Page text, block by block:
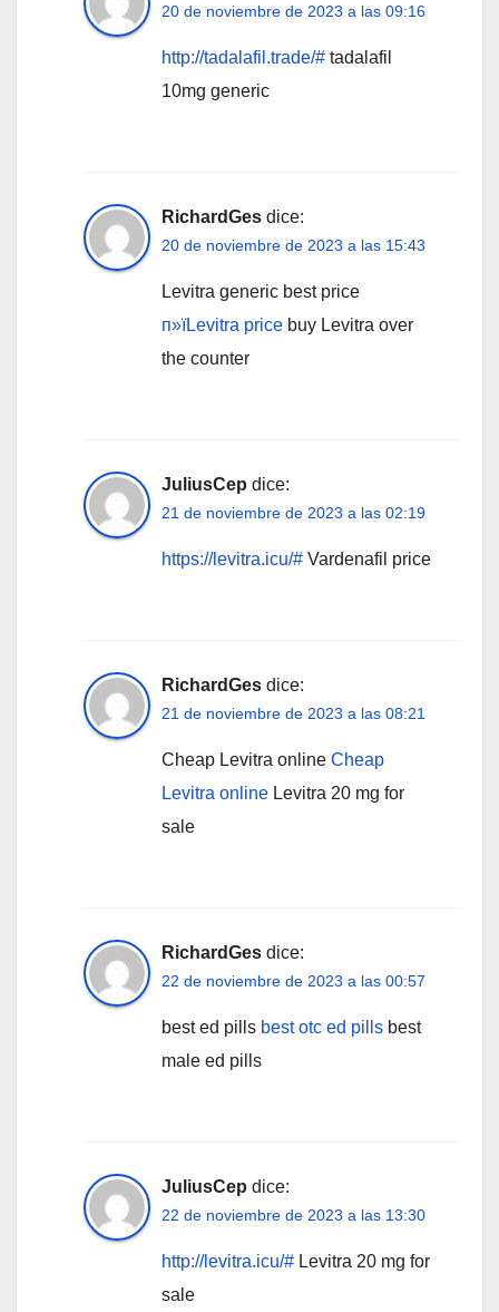
20 de noviembre de 2023 a las 09:16
http://tadalafil.trade/# tadalafil
10mg generic
RichardGes dice:
20 de noviembre de 2023 a las 15:43
Levitra generic best price
п»їLevitra price buy Levitra over
the counter
JuliusCep dice:
21 de noviembre de 2023 a las 02:19
https://levitra.icu/# Vardenafil price
RichardGes dice:
21 de noviembre de 2023 a las 08:21
Cheap Levitra online Cheap
Levitra online Levitra 20 mg for
sale
RichardGes dice:
22 de noviembre de 2023 a las 00:57
best ed pills best otc ed pills best
male ed pills
JuliusCep dice:
22 de noviembre de 2023 a las 13:30
http://levitra.icu/# Levitra 20 mg for
sale